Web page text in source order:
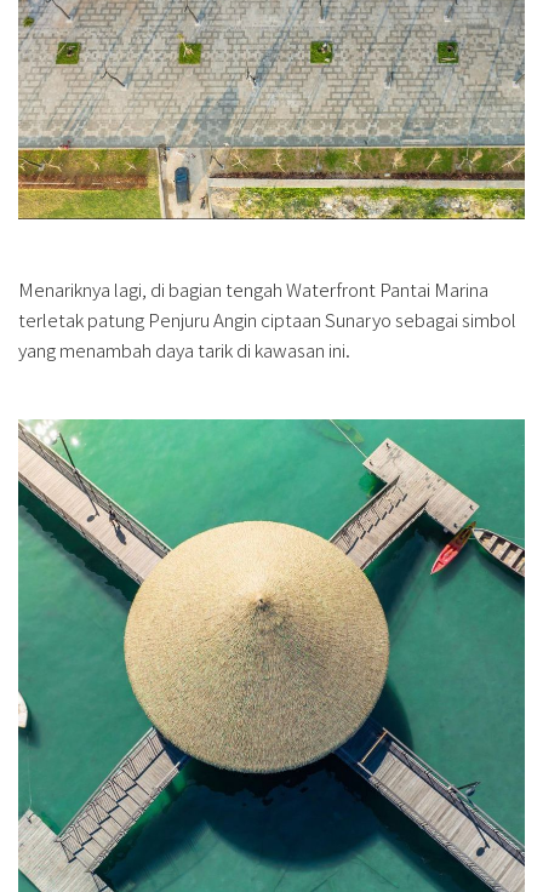
Menariknya lagi, di bagian tengah Waterfront Pantai Marina
terletak patung Penjuru Angin ciptaan Sunaryo sebagai simbol
yang menambah daya tarik di kawasan ini.